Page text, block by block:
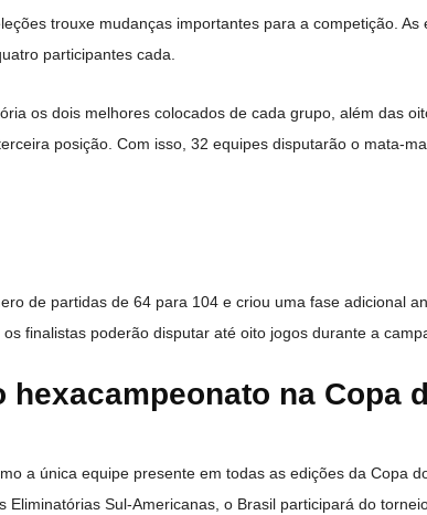
trouxe mudanças importantes para a competição. As
participantes cada.
os dois melhores colocados de cada grupo, além das
posição. Com isso, 32 equipes disputarão o mata-
de partidas de 64 para 104 e criou uma fase adicional
finalistas poderão disputar até oito jogos durante a
hexacampeonato na Copa
a única equipe presente em todas as edições da Copa
Eliminatórias Sul-Americanas, o Brasil participará do